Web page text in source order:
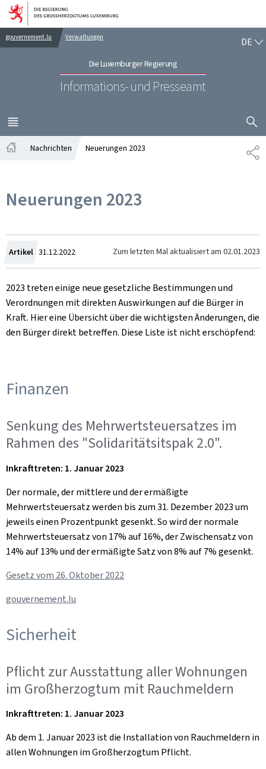
Zur Hauptnavigation
Zum Inhalt
gouvernement.lu Verwaltungen
Die Luxemburger Regierung
Informations- und Presseamt
DE
MENÜ
HAUPT-
Nachrichten Neuerungen 2023
Neuerungen 2023
Artikel Zum
31.12.2022 Zum letzten Mal aktualisiert am 02.01.2023
2023 treten einige neue gesetzliche Bestimmungen und
Verordnungen mit direkten Auswirkungen auf die Bürger in
Kraft. Hier eine Übersicht über die wichtigsten Änderungen, die
den Bürger direkt betreffen. Diese Liste ist nicht erschöpfend:
Finanzen
Senkung des Mehrwertsteuersatzes im
Rahmen des "Solidaritätsitspak 2.0".
Inkrafttreten: 1. Januar 2023
Der normale, der mittlere und der ermäßigte
Mehrwertsteuersatz werden bis zum 31. Dezember 2023 um
jeweils einen Prozentpunkt gesenkt. So wird der normale
Mehrwertsteuersatz von 17% auf 16%, der Zwischensatz von
14% auf 13% und der ermäßigte Satz von 8% auf 7% gesenkt.
Gesetz vom 26. Oktober 2022
gouvernement.lu
Sicherheit
Pflicht zur Ausstattung aller Wohnungen
im Großherzogtum mit Rauchmeldern
Inkrafttreten: 1. Januar 2023
Ab dem 1. Januar 2023 ist die Installation von Rauchmeldern in
allen Wohnungen im Großherzogtum Pflicht.